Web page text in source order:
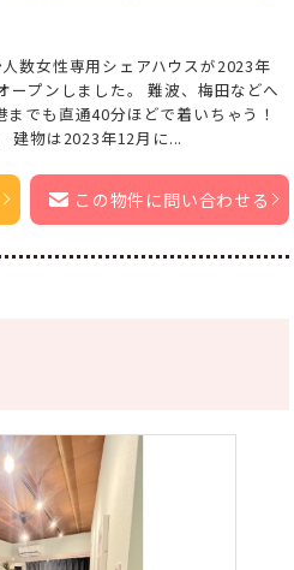
数女性専用シェアハウスが2023年
ープンしました。 難波、梅田などへ
でも直通40分ほどで着いちゃう！
建物は2023年12月に...
この物件に問い合わせる